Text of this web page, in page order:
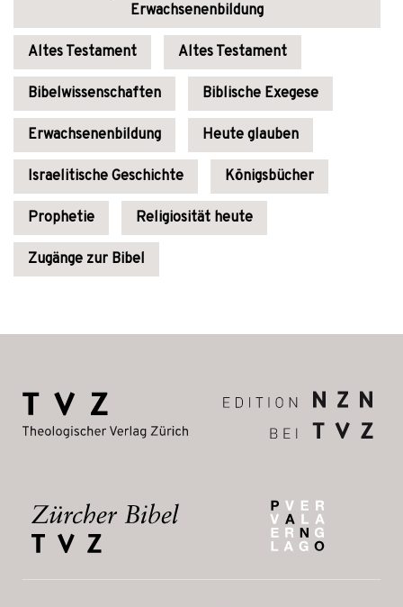
Erwachsenenbildung
Altes Testament Altes Testament
Bibelwissenschaften Biblische Exegese
Erwachsenenbildung Heute glauben
Israelitische Geschichte Königsbücher
Prophetie Religiosität heute
Zugänge zur Bibel